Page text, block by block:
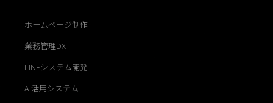
ホームページ制作
業務管理DX
LINEシステム開発
AI活用システム